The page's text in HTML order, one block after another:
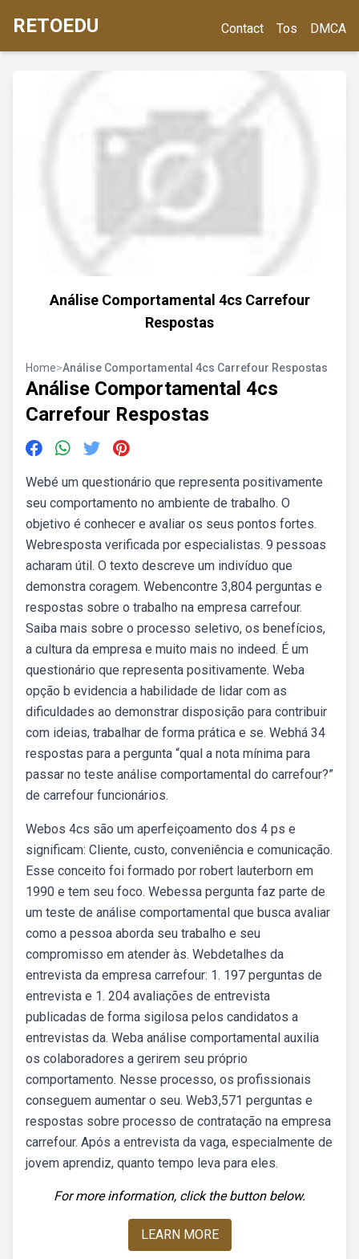
RETOEDU Contact Tos DMCA
Análise Comportamental 4cs Carrefour
Respostas
Home>Análise Comportamental 4cs Carrefour Respostas
Análise Comportamental 4cs
Carrefour Respostas
Webé um questionário que representa positivamente
seu comportamento no ambiente de trabalho. O
objetivo é conhecer e avaliar os seus pontos fortes.
Webresposta verificada por especialistas. 9 pessoas
acharam útil. O texto descreve um indivíduo que
demonstra coragem. Webencontre 3,804 perguntas e
respostas sobre o trabalho na empresa carrefour.
Saiba mais sobre o processo seletivo, os benefícios,
a cultura da empresa e muito mais no indeed. É um
questionário que representa positivamente. Weba
opção b evidencia a habilidade de lidar com as
dificuldades ao demonstrar disposição para contribuir
com ideias, trabalhar de forma prática e se. Webhá 34
respostas para a pergunta “qual a nota mínima para
passar no teste análise comportamental do carrefour?”
de carrefour funcionários.
Webos 4cs são um aperfeiçoamento dos 4 ps e
significam: Cliente, custo, conveniência e comunicação.
Esse conceito foi formado por robert lauterborn em
1990 e tem seu foco. Webessa pergunta faz parte de
um teste de análise comportamental que busca avaliar
como a pessoa aborda seu trabalho e seu
compromisso em atender às. Webdetalhes da
entrevista da empresa carrefour: 1. 197 perguntas de
entrevista e 1. 204 avaliações de entrevista
publicadas de forma sigilosa pelos candidatos a
entrevistas da. Weba análise comportamental auxilia
os colaboradores a gerirem seu próprio
comportamento. Nesse processo, os profissionais
conseguem aumentar o seu. Web3,571 perguntas e
respostas sobre processo de contratação na empresa
carrefour. Após a entrevista da vaga, especialmente de
jovem aprendiz, quanto tempo leva para eles.
For more information, click the button below.
LEARN MORE